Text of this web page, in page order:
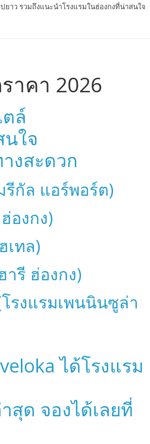
าว รวมถึงแนะนำโรงแรมในฮ่องกงที่น่าสนใจ
าคา 2026
ล์
ใจ
งสะดวก
รีกัล แอร์พอร์ต)
องกง)
เทล)
ารี ฮ่องกง)
รงแรมเพนนินซูล่า
ได้โรงแรม
สุด จองได้เลยที่